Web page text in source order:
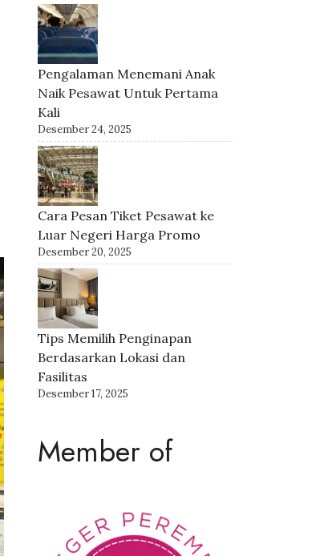
Pengalaman Menemani Anak
Naik Pesawat Untuk Pertama
Kali
Desember 24, 2025
Cara Pesan Tiket Pesawat ke
Luar Negeri Harga Promo
Desember 20, 2025
Tips Memilih Penginapan
Berdasarkan Lokasi dan
Fasilitas
Desember 17, 2025
Member of